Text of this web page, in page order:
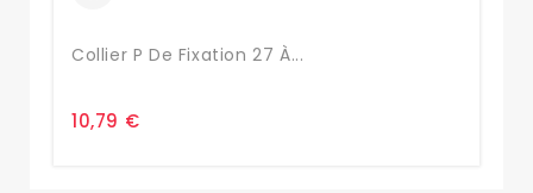
Collier P De Fixation 27 À...
10,79 €